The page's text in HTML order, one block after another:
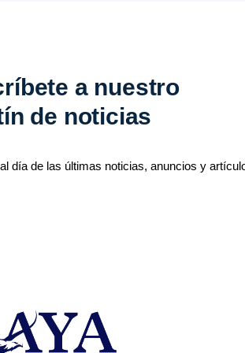
a nuestro
de noticias
día de las últimas noticias, anuncios y